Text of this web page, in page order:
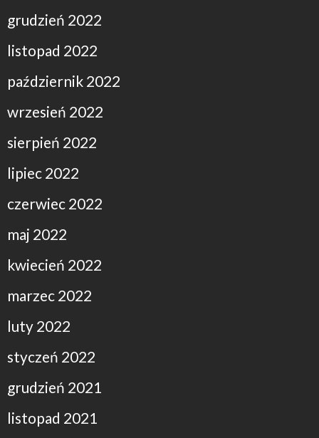
grudzień 2022
listopad 2022
październik 2022
wrzesień 2022
sierpień 2022
lipiec 2022
czerwiec 2022
maj 2022
kwiecień 2022
marzec 2022
luty 2022
styczeń 2022
grudzień 2021
listopad 2021